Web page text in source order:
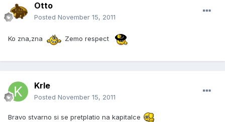
Otto
Posted November 15, 2011
Ko zna,zna Zemo respect
Krle
Posted November 15, 2011
Bravo stvarno si se pretplatio na kapitalce